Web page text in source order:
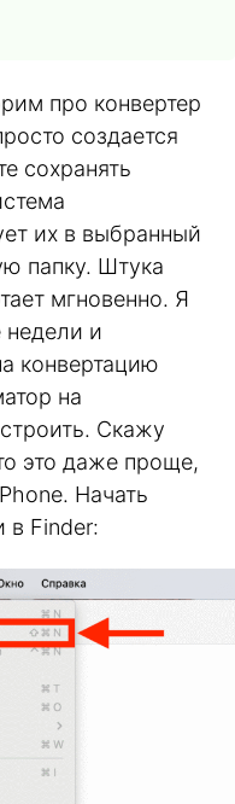
про конвертер
создается
сохранять
их в выбранный
папку. Штука
мгновенно. Я
и
конвертацию
на
Скажу
это даже проще,
Начать
в Finder: